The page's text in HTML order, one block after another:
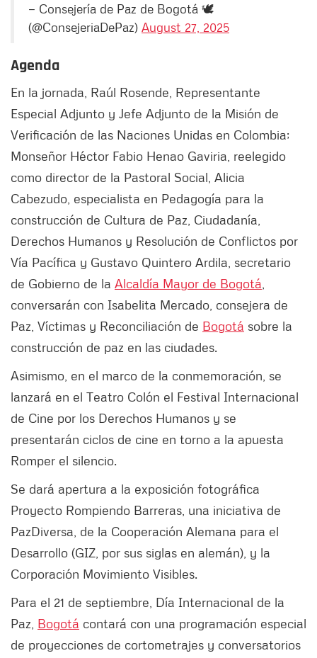
— Consejería de Paz de Bogotá 🕊
(@ConsejeriaDePaz) August 27, 2025
Agenda
En la jornada, Raúl Rosende, Representante
Especial Adjunto y Jefe Adjunto de la Misión de
Verificación de las Naciones Unidas en Colombia;
Monseñor Héctor Fabio Henao Gaviria, reelegido
como director de la Pastoral Social, Alicia
Cabezudo, especialista en Pedagogía para la
construcción de Cultura de Paz, Ciudadanía,
Derechos Humanos y Resolución de Conflictos por
Vía Pacífica y Gustavo Quintero Ardila, secretario
de Gobierno de la Alcaldía Mayor de Bogotá
conversarán con Isabelita Mercado, consejera de
Paz, Víctimas y Reconciliación de Bogotá sobre la
construcción de paz en las ciudades.
Asimismo, en el marco de la conmemoración, se
lanzará en el Teatro Colón el Festival Internacional
de Cine por los Derechos Humanos y se
presentarán ciclos de cine en torno a la apuesta
Romper el silencio.
Se dará apertura a la exposición fotográfica
Proyecto Rompiendo Barreras, una iniciativa de
PazDiversa, de la Cooperación Alemana para el
Desarrollo (GIZ, por sus siglas en alemán), y la
Corporación Movimiento Visibles.
Para el 21 de septiembre, Día Internacional de la
Paz, Bogotá contará con una programación especial
de proyecciones de cortometrajes y conversatorios